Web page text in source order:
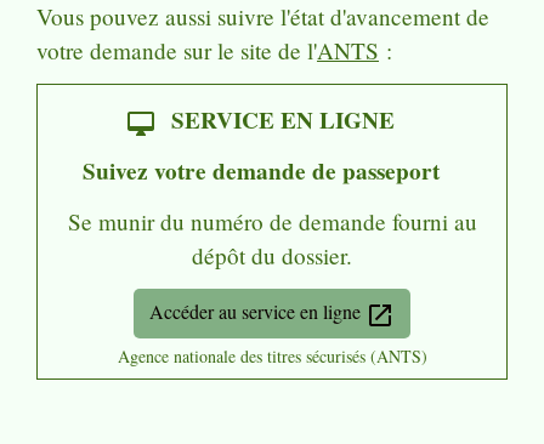
Vous pouvez aussi suivre l'état d'avancement de
votre demande sur le site de l'ANTS :
desktop_mac SERVICE EN LIGNE
Suivez votre demande de passeport
Se munir du numéro de demande fourni au
dépôt du dossier.
Accéder au service en ligne open_in_new
Agence nationale des titres sécurisés (ANTS)